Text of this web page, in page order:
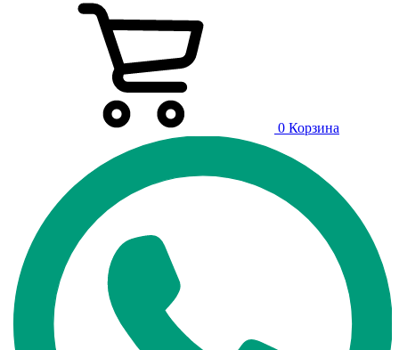
0 Корзина